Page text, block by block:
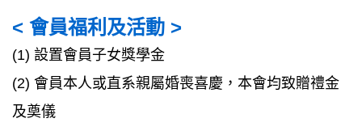
< 會員福利及活動 >
(1) 設置會員子女獎學金
(2) 會員本人或直系親屬婚喪喜慶，本會均致贈禮金
及奠儀